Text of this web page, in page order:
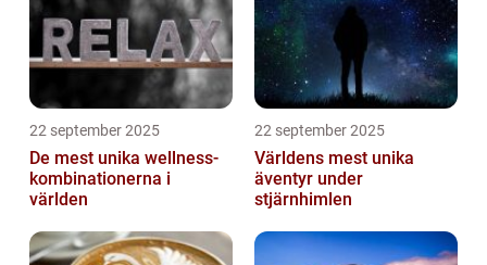
22 september 2025
De mest unika wellness-
kombinationerna i
världen
22 september 2025
Världens mest unika
äventyr under
stjärnhimlen